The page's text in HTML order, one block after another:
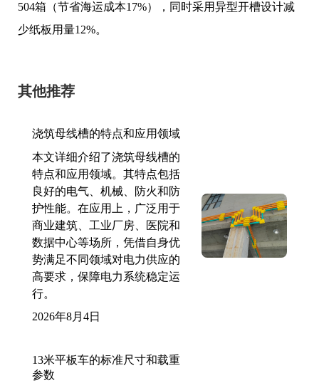
504箱（节省海运成本17%），同时采用异型开槽设计减
少纸板用量12%。
其他推荐
浇筑母线槽的特点和应用领域
本文详细介绍了浇筑母线槽的
特点和应用领域。其特点包括
良好的电气、机械、防火和防
护性能。在应用上，广泛用于
商业建筑、工业厂房、医院和
数据中心等场所，凭借自身优
势满足不同领域对电力供应的
高要求，保障电力系统稳定运
行。
2026年8月4日
13米平板车的标准尺寸和载重
参数